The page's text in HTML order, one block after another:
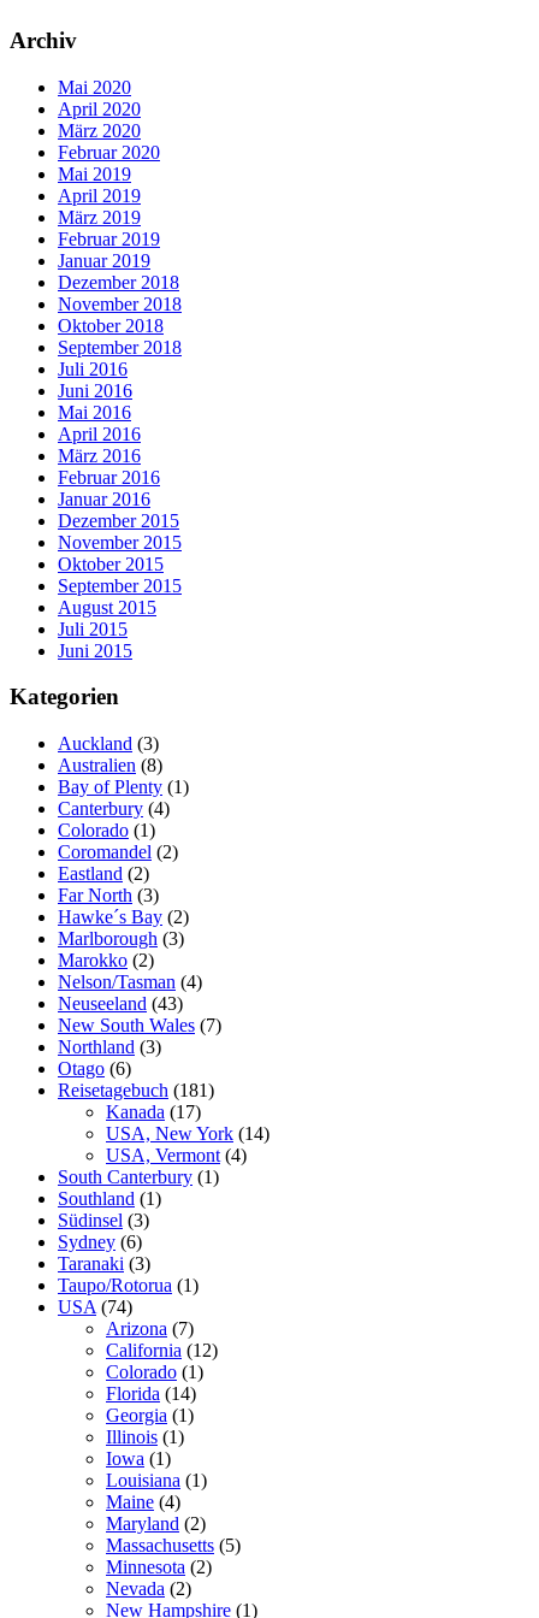
Archiv
Mai 2020
April 2020
März 2020
Februar 2020
Mai 2019
April 2019
März 2019
Februar 2019
Januar 2019
Dezember 2018
November 2018
Oktober 2018
September 2018
Juli 2016
Juni 2016
Mai 2016
April 2016
März 2016
Februar 2016
Januar 2016
Dezember 2015
November 2015
Oktober 2015
September 2015
August 2015
Juli 2015
Juni 2015
Kategorien
Auckland (3)
Australien (8)
Bay of Plenty (1)
Canterbury (4)
Colorado (1)
Coromandel (2)
Eastland (2)
Far North (3)
Hawke´s Bay (2)
Marlborough (3)
Marokko (2)
Nelson/Tasman (4)
Neuseeland (43)
New South Wales (7)
Northland (3)
Otago (6)
Reisetagebuch (181)
Kanada (17)
USA, New York (14)
USA, Vermont (4)
South Canterbury (1)
Southland (1)
Südinsel (3)
Sydney (6)
Taranaki (3)
Taupo/Rotorua (1)
USA (74)
Arizona (7)
California (12)
Colorado (1)
Florida (14)
Georgia (1)
Illinois (1)
Iowa (1)
Louisiana (1)
Maine (4)
Maryland (2)
Massachusetts (5)
Minnesota (2)
Nevada (2)
New Hampshire (1)